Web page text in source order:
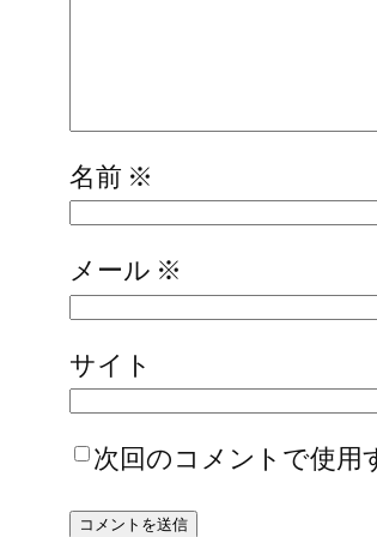
名前 ※
メール ※
サイト
次回のコメントで使用